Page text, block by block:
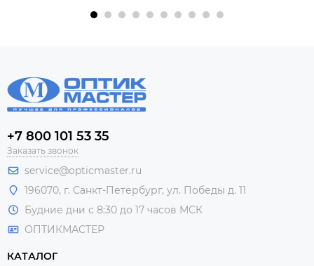
+7 800 101 53 35
Заказать звонок
service@opticmaster.ru
196070, г. Санкт-Петербург, ул. Победы д. 11
Будние дни с 8:30 до 17 часов МСК
ОПТИКМАСТЕР
КАТАЛОГ